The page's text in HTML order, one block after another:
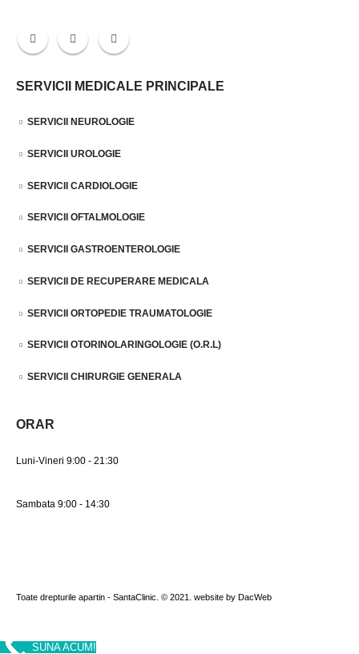
SERVICII MEDICALE PRINCIPALE
SERVICII NEUROLOGIE
SERVICII UROLOGIE
SERVICII CARDIOLOGIE
SERVICII OFTALMOLOGIE
SERVICII GASTROENTEROLOGIE
SERVICII DE RECUPERARE MEDICALA
SERVICII ORTOPEDIE TRAUMATOLOGIE
SERVICII OTORINOLARINGOLOGIE (O.R.L)
SERVICII CHIRURGIE GENERALA
ORAR
Luni-Vineri 9:00 - 21:30
Sambata 9:00 - 14:30
Toate drepturile apartin - SantaClinic. © 2021. website by DacWeb
SUNA ACUM!